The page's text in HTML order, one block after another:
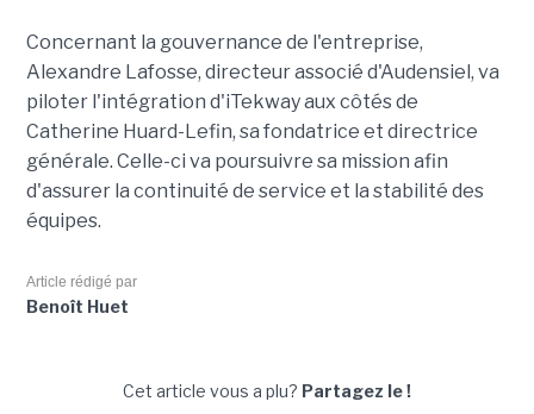
Concernant la gouvernance de l'entreprise,
Alexandre Lafosse, directeur associé d'Audensiel, va
piloter l'intégration d'iTekway aux côtés de
Catherine Huard-Lefin, sa fondatrice et directrice
générale. Celle-ci va poursuivre sa mission afin
d'assurer la continuité de service et la stabilité des
équipes.
Article rédigé par
Benoît Huet
Cet article vous a plu? Partagez le !